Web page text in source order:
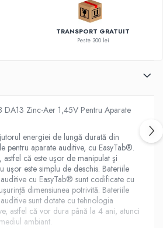
TRANSPORT GRATUIT
Peste 300 lei
DA13 Zinc-Aer 1,45V Pentru Aparate
energiei de lungă durată din
pentru aparate auditive, cu EasyTab®.
că este uşor de manipulat şi
uşor este simplu de deschis. Bateriile
cu EasyTab® sunt codificate cu
dimensiunea potrivită. Bateriile
sunt dotate cu tehnologia
astfel că vor dura până la 4 ani, atunci
ambiant.